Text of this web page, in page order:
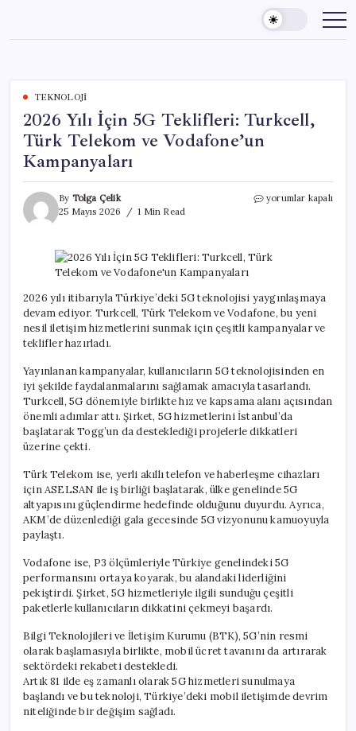
content
TEKNOLOJI
2026 Yılı İçin 5G Teklifleri: Turkcell,
Türk Telekom ve Vodafone’un
Kampanyaları
By Tolga Çelik
25 Mayıs 2026
1 Min Read
2026
Teklifleri:
Turkcell,
Telekom
ve
Vodafone’un
Kampanyaları
yorumlar kapalı
2026 yılı itibarıyla Türkiye’deki 5G teknolojisi yaygınlaşmaya
devam ediyor. Turkcell, Türk Telekom ve Vodafone, bu yeni
nesil iletişim hizmetlerini sunmak için çeşitli kampanyalar ve
teklifler hazırladı.
Yayınlanan kampanyalar, kullanıcıların 5G teknolojisinden en
iyi şekilde faydalanmalarını sağlamak amacıyla tasarlandı.
Turkcell, 5G dönemiyle birlikte hız ve kapsama alanı açısından
önemli adımlar attı. Şirket, 5G hizmetlerini İstanbul’da
başlatarak Togg’un da desteklediği projelerle dikkatleri
üzerine çekti.
Türk Telekom ise, yerli akıllı telefon ve haberleşme cihazları
için ASELSAN ile iş birliği başlatarak, ülke genelinde 5G
altyapısını güçlendirme hedefinde olduğunu duyurdu. Ayrıca,
AKM’de düzenlediği gala gecesinde 5G vizyonunu kamuoyuyla
paylaştı.
Vodafone ise, P3 ölçümleriyle Türkiye genelindeki 5G
performansını ortaya koyarak, bu alandaki liderliğini
pekiştirdi. Şirket, 5G hizmetleriyle ilgili sunduğu çeşitli
paketlerle kullanıcıların dikkatini çekmeyi başardı.
Bilgi Teknolojileri ve İletişim Kurumu (BTK), 5G’nin resmi
olarak başlamasıyla birlikte, mobil ücret tavanını da artırarak
sektördeki rekabeti destekledi.
Artık 81 ilde eş zamanlı olarak 5G hizmetleri sunulmaya
başlandı ve bu teknoloji, Türkiye’deki mobil iletişimde devrim
niteliğinde bir değişim sağladı.